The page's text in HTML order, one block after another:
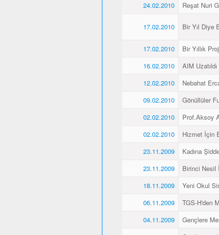
24.02.2010
Reşat Nuri
17.02.2010 Bir Yıl Diye
17.02.2010
Bir Yıllık
16.02.2010
AIM Uzatıldı
12.02.2010
Nebahat
09.02.2010
Gönüllüler
02.02.2010
Prof.Aksoy
02.02.2010
Hizmet İçin
23.11.2009
Kadına
23.11.2009
Birinci Nesil
18.11.2009
Yeni Okul
06.11.2009
TGS-H'den
04.11.2009
Gençlere